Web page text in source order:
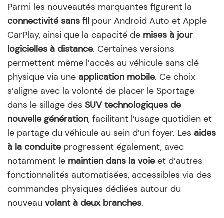
Parmi les nouveautés marquantes figurent la
connectivité sans fil pour Android Auto et Apple
CarPlay, ainsi que la capacité de mises à jour
logicielles à distance. Certaines versions
permettent même l’accès au véhicule sans clé
physique via une application mobile. Ce choix
s’aligne avec la volonté de placer le Sportage
dans le sillage des SUV technologiques de
nouvelle génération, facilitant l’usage quotidien et
le partage du véhicule au sein d’un foyer. Les aides
à la conduiteprogressent également, avec
notamment le maintien dans la voieet d’autres
fonctionnalités automatisées, accessibles via des
commandes physiques dédiées autour du
nouveau volant à deux branches.